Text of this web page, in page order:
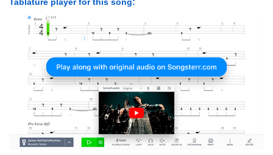
Tablature player for this song: